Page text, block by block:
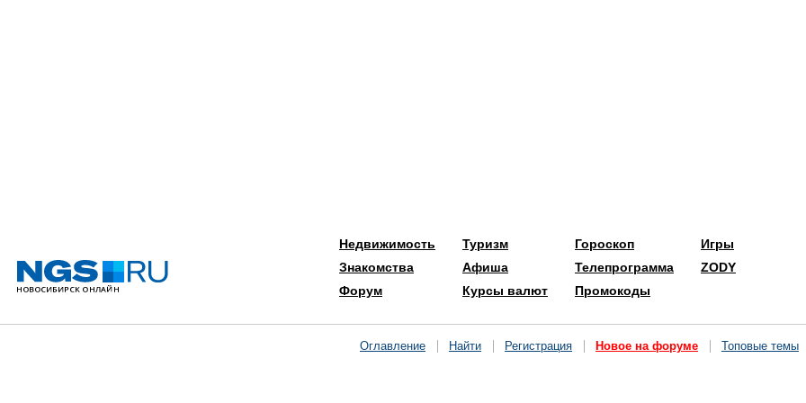
Недвижимость
Знакомства
Форум
Туризм
Афиша
Курсы валют
Гороскоп
Телепрограмма
Промокоды
Игры
ZODY
Оглавление Найти Регистрация Новое на форуме Топовые темы